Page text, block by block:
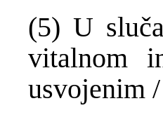
(5) U
vitalnom
usvojenim